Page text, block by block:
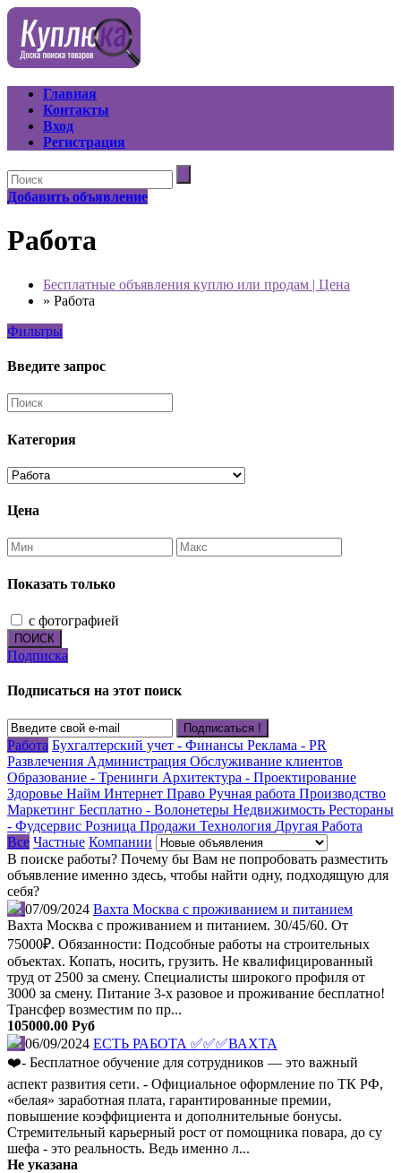
Главная
Контакты
Вход
Регистрация
Добавить объявление
Работа
Бесплатные объявления куплю или продам | Цена
» Работа
Фильтры
Введите запрос
Категория
Цена
Показать только
с фотографией
ПОИСК
Подписка
Подписаться на этот поиск
Подписаться !
Работа Бухгалтерский учет - Финансы Реклама - PR
Развлечения Администрация Обслуживание клиентов
Образование - Тренинги Архитектура - Проектирование
Здоровье Найм Интернет Право Ручная работа Производство
Маркетинг Бесплатно - Волонетеры Недвижимость Рестораны
- Фудсервис Розница Продажи Технология Другая Работа
Все Частные Компании
В поиске работы? Почему бы Вам не попробовать разместить
объявление именно здесь, чтобы найти одну, подходящую для
себя?
07/09/2024 Вахта Москва с проживанием и питанием
Вахта Москва с проживанием и питанием. 30/45/60. От
75000₽. Обязанности: Подсобные работы на строительных
объектах. Копать, носить, грузить. Не квалифицированный
труд от 2500 за смену. Специалисты широкого профиля от
3000 за смену. Питание 3-х разовое и проживание бесплатно!
Трансфер возместим по пр...
105000.00 Руб
06/09/2024 ЕСТЬ РАБОТА ✅✅✅ВАХТА
❤️- Бесплатное обучение для сотрудников — это важный
аспект развития сети. - Официальное оформление по ТК РФ,
«белая» заработная плата, гарантированные премии,
повышение коэффициента и дополнительные бонусы.
Стремительный карьерный рост от помощника повара, до су
шефа - это реальность. Ведь именно л...
Не указана